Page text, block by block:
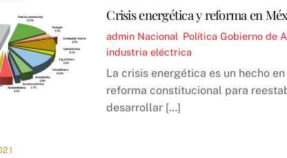
Crisis energética y reforma en
admin Nacional Política Gobierno de
industria eléctrica
La crisis energética es un hecho
reforma constitucional para
desarrollar […]